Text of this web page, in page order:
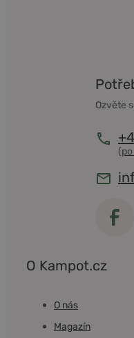
Ozvěte
O Kampot.cz
O nás
Magazín